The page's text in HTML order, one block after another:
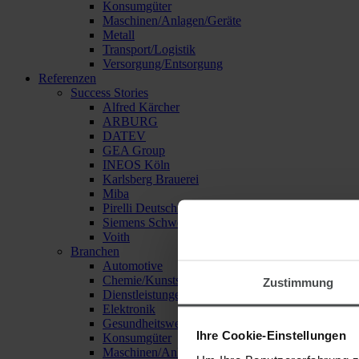
Zustimmung
Ihre Cookie-Einstellungen
Konsumgüter
Maschinen/Anlagen/Geräte
Metall
Transport/Logistik
Versorgung/Entsorgung
Referenzen
Success Stories
Alfred Kärcher
ARBURG
DATEV
GEA Group
INEOS Köln
Karlsberg Brauerei
Miba
Pirelli Deutschland
Siemens Schweiz
Voith
Branchen
Automotive
Chemie/Kunststoffe
Dienstleistungen
Elektronik
Gesundheitswesen
Konsumgüter
Maschinen/Anlagen/Geräte